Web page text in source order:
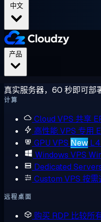
中文
真实服务器，60 秒即可部
计算
Cloud VPS 共享
高性能 VPS 专用
GPU VPS New
Windows VPS
Dedicated
Custom VPS 按需
远程桌面
购买 RDP 比较所